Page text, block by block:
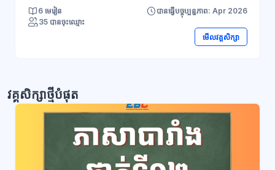
6 មេរៀន
បានធ្វើបច្ចុប្បន្នភាព: Apr 2026
35 បានចុះឈ្មោះ
មើលវគ្គសិក្សា
វគ្គសិក្សាថ្មីបំផុត